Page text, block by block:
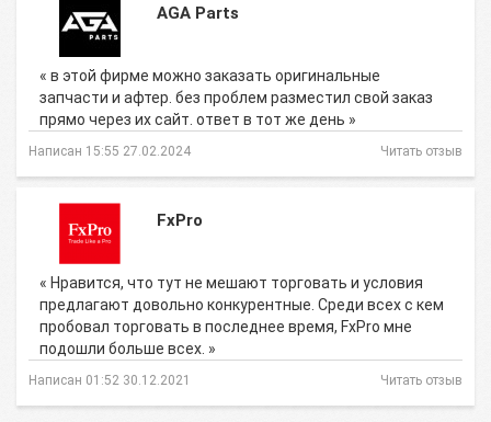
AGA Parts
« в этой фирме можно заказать оригинальные
запчасти и афтер. без проблем разместил свой заказ
прямо через их сайт. ответ в тот же день »
Написан 15:55 27.02.2024 Читать отзыв
FxPro
« Нравится, что тут не мешают торговать и условия
предлагают довольно конкурентные. Среди всех с кем
пробовал торговать в последнее время, FxPro мне
подошли больше всех. »
Написан 01:52 30.12.2021 Читать отзыв